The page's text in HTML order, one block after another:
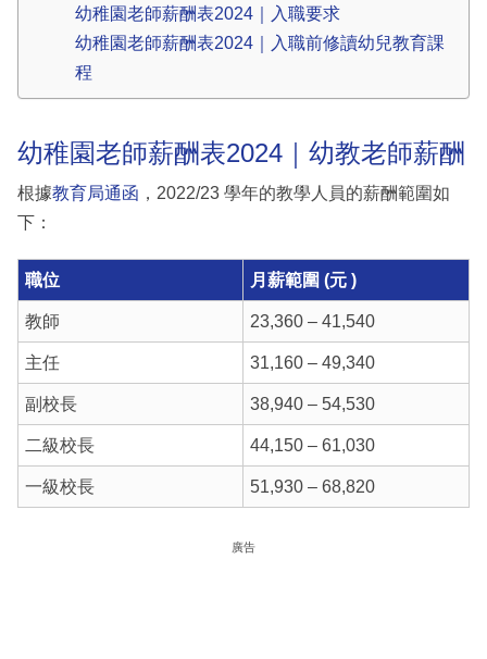
幼稚園老師薪酬表2024｜入職要求
幼稚園老師薪酬表2024｜入職前修讀幼兒教育課
程
幼稚園老師薪酬表2024｜幼教老師薪酬
根據教育局通函 ，2022/23 學年的教學人員的薪酬範圍如
下：
職位 月薪範圍 (元 )
教師 23,360 – 41,540
主任 31,160 – 49,340
副校長 38,940 – 54,530
二級校長 44,150 – 61,030
一級校長 51,930 – 68,820
廣告